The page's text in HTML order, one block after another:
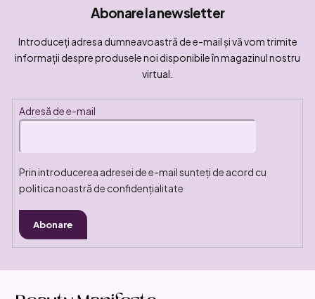
Abonare la newsletter
Introduceţi adresa dumneavoastră de e-mail şi vă vom trimite
informaţii despre produsele noi disponibile în magazinul nostru
virtual.
Adresă de e-mail
Prin introducerea adresei de e-mail sunteți de acord cu
politica noastră de confidențialitate
Abonare